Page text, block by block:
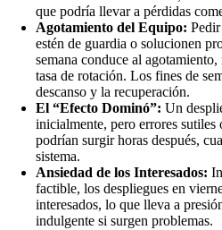
que podría llevar a pérdidas
Agotamiento del Equipo:
estén de guardia o solucionen
semana conduce al
tasa de rotación. Los fines de
descanso y la recuperación.
El “Efecto Dominó”: Un
inicialmente, pero errores
podrían surgir horas después,
sistema.
Ansiedad de los Interesados:
factible, los despliegues en
interesados, lo que lleva a
indulgente si surgen problemas.